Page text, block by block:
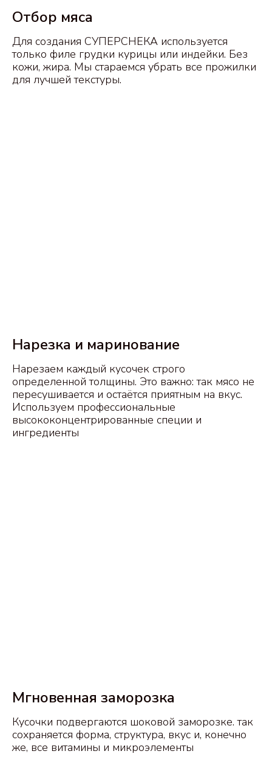
Отбор мяса
Для создания СУПЕРСНЕКА используется
только филе грудки курицы или индейки. Без
кожи, жира. Мы стараемся убрать все прожилки
для лучшей текстуры.
Нарезка и маринование
Нарезаем каждый кусочек строго
определенной толщины. Это важно: так мясо не
пересушивается и остаётся приятным на вкус.
Используем профессиональные
высококонцентрированные специи и
ингредиенты
Мгновенная заморозка
Кусочки подвергаются шоковой заморозке. так
сохраняется форма, структура, вкус и, конечно
же, все витамины и микроэлементы
СУПЕРСНЕКА -
УНИКАЛЬНЫЕ СПЕЦИИ
Это тщательно подобранные сочетания,
отражающие разные кулинарные
традиции. Все вкусы создавались так,
чтобы специи подчеркивали, а не
перебивали вкус мяса.